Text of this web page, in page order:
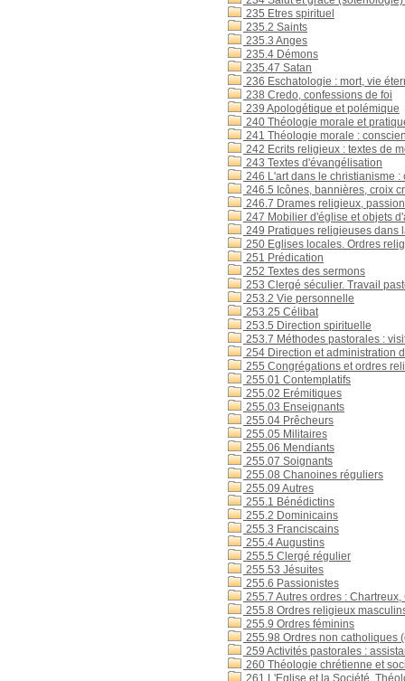
235 Etres spirituel
235.2 Saints
235.3 Anges
235.4 Démons
235.47 Satan
236 Eschatologie : mort, vie
238 Credo, confessions de foi
239 Apologétique et polémique
240 Théologie morale et
241 Théologie morale :
242 Ecrits religieux : textes de
243 Textes d'évangélisation
246 L'art dans le christianisme
246.5 Icônes, bannières, croix
246.7 Drames religieux,
247 Mobilier d'église et objets
249 Pratiques religieuses dans
250 Eglises locales. Ordres
251 Prédication
252 Textes des sermons
253 Clergé séculier. Travail
253.2 Vie personnelle
253.25 Célibat
253.5 Direction spirituelle
253.7 Méthodes pastorales :
254 Direction et administration
255 Congrégations et ordres
255.01 Contemplatifs
255.02 Erémitiques
255.03 Enseignants
255.04 Prêcheurs
255.05 Militaires
255.06 Mendiants
255.07 Soignants
255.08 Chanoines réguliers
255.09 Autres
255.1 Bénédictins
255.2 Dominicains
255.3 Franciscains
255.4 Augustins
255.5 Clergé régulier
255.53 Jésuites
255.6 Passionistes
255.7 Autres ordres : Chartreux,
255.8 Ordres religieux
255.9 Ordres féminins
255.98 Ordres non catholiques
259 Activités pastorales :
260 Théologie chrétienne et
261 L'Eglise et la Société,